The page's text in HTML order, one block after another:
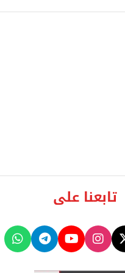
تابعنا على